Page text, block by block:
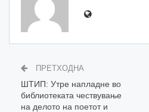
ПРЕТХОДНА
ШТИП: Утре напладне во
библиотеката чествување
на делото на поетот и